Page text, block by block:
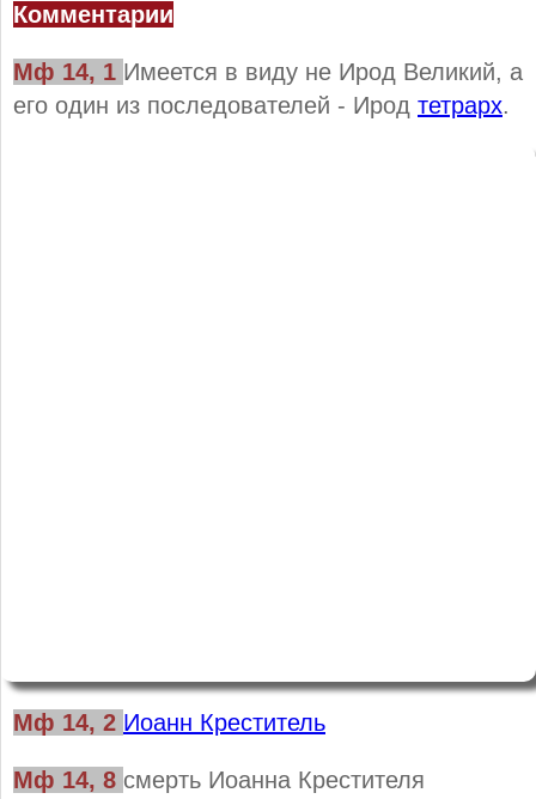
Комментарии
Мф 14, 1 Имеется в виду не Ирод Великий, а
его один из последователей - Ирод тетрарх.
Мф 14, 2 Иоанн Креститель
Мф 14, 8 смерть Иоанна Крестителя